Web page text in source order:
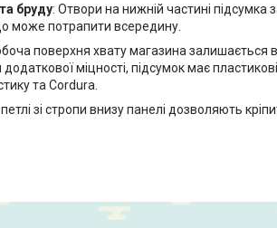
бруду: Отвори на нижній частині
може потрапити всередину.
поверхня хвату магазина
міцності, підсумок має
та Cordura.
зі стропи внизу панелі дозволяють